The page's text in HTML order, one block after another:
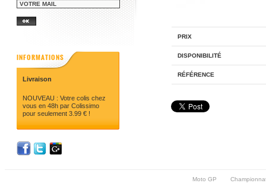
INFORMATIONS
Livraison
NOUVEAU : Votre colis chez
vous en 48h par Colissimo
pour seulement 3.99 € !
PRIX
DISPONIBILITÉ
RÉFÉRENCE
Moto GP